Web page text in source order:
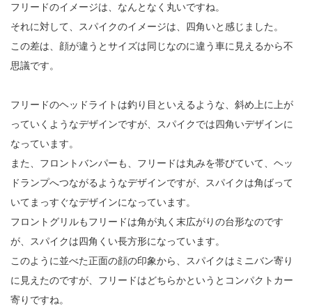
フリードのイメージは、なんとなく丸いですね。
それに対して、スパイクのイメージは、四角いと感じました。
この差は、顔が違うとサイズは同じなのに違う車に見えるから不
思議です。
フリードのヘッドライトは釣り目といえるような、斜め上に上が
っていくようなデザインですが、スパイクでは四角いデザインに
なっています。
また、フロントバンパーも、フリードは丸みを帯びていて、ヘッ
ドランプへつながるようなデザインですが、スパイクは角ばって
いてまっすぐなデザインになっています。
フロントグリルもフリードは角が丸く末広がりの台形なのです
が、スパイクは四角くい長方形になっています。
このように並べた正面の顔の印象から、スパイクはミニバン寄り
に見えたのですが、フリードはどちらかというとコンパクトカー
寄りですね。